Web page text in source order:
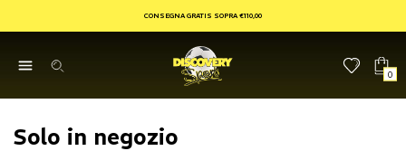
CONSEGNA GRATIS SOPRA €110,00
0
Solo in negozio